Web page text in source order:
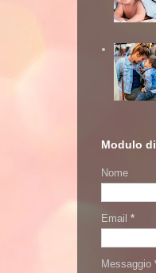
Modulo
Nome
Email *
Messaggio